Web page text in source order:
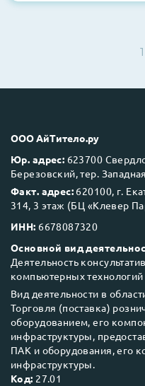
Next Business Day
ООО АйТитело.ру
Юр. адрес: 623700
Березовский, тер.
Факт. адрес: 620100, г.
314, 3 этаж (БЦ «Клевер
ИНН: 6678087320
Основной вид
Деятельность
компьютерных технологий
Вид деятельности в
Торговля (поставка)
оборудованием, его
инфраструктуры,
ПАК и оборудования, его
инфраструктуры.
Код: 27.01